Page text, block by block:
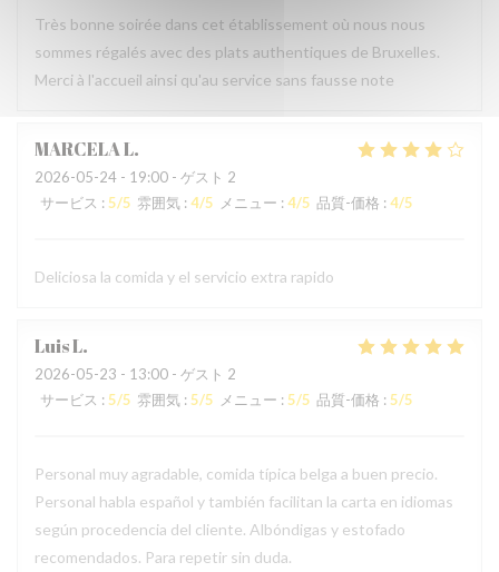
Très bonne soirée dans cet établissement où nous nous
sommes régalés avec des plats authentiques de Bruxelles.
Merci à l'accueil ainsi qu'au service sans fausse note
MARCELAL
2026-05-24 - 19:00 - ゲスト 2
サービス : 5/5 雰囲気 : 4/5 メニュー : 4/5 品質-価格 : 4/5
Deliciosa la comida y el servicio extra rapido
LuisL
2026-05-23 - 13:00 - ゲスト 2
サービス : 5/5 雰囲気 : 5/5 メニュー : 5/5 品質-価格 : 5/5
Personal muy agradable, comida típica belga a buen precio.
Personal habla español y también facilitan la carta en idiomas
según procedencia del cliente. Albóndigas y estofado
recomendados. Para repetir sin duda.